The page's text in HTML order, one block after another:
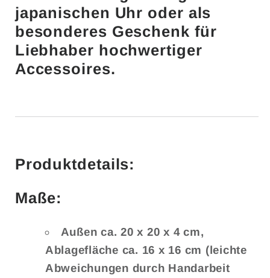
japanischen Uhr oder als
besonderes Geschenk für
Liebhaber hochwertiger
Accessoires.
Produktdetails:
Maße:
Außen ca. 20 x 20 x 4 cm,
Ablagefläche ca. 16 x 16 cm (leichte
Abweichungen durch Handarbeit